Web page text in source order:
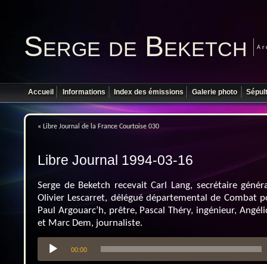
Serge de Beketch
Accueil Informations Index des émissions Galerie photo
« Libre Journal de la France Courtoise 030
Libre Journal 1994-03-16
Serge de Beketch recevait Carl Lang, secrétaire
Olivier Lescarret, délégué départemental de Combat
Paul Argouarc’h, prêtre, Pascal Théry, ingénieur,
et Marc Dem, journaliste.
Lecteur
audio
00:00